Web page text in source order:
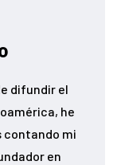
difundir el
he
contando mi
en